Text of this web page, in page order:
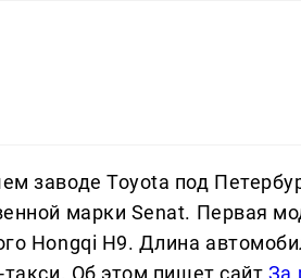
заводе Toyota под
марки Senat. Первая
Hongqi H9. Длина
такси. Об этом пишет сайт За